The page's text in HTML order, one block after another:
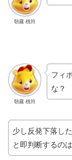
朝霧 桃符
朝霧 桃符
フィ
な？
少し反発下落し
と即判断するの